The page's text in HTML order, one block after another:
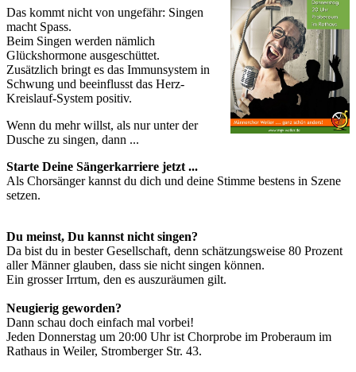
Das kommt nicht von ungefähr: Singen
macht Spass.
Beim Singen werden nämlich
Glückshormone ausgeschüttet.
Zusätzlich bringt es das Immunsystem in
Schwung und beeinflusst das Herz-
Kreislauf-System positiv.
Wenn du mehr willst, als nur unter der
Dusche zu singen, dann ...
Starte Deine Sängerkarriere jetzt ...
Als Chorsänger kannst du dich und deine Stimme bestens in Szene
setzen.
Du meinst, Du kannst nicht singen?
Da bist du in bester Gesellschaft, denn schätzungsweise 80 Prozent
aller Männer glauben, dass sie nicht singen können.
Ein grosser Irrtum, den es auszuräumen gilt.
Neugierig geworden?
Dann schau doch einfach mal vorbei!
Jeden Donnerstag um 20:00 Uhr ist Chorprobe im Proberaum im
Rathaus in Weiler, Stromberger Str. 43.